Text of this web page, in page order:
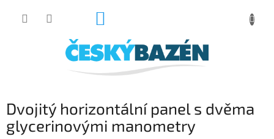
Dvojitý horizontální panel s dvěma
glycerinovými manometry